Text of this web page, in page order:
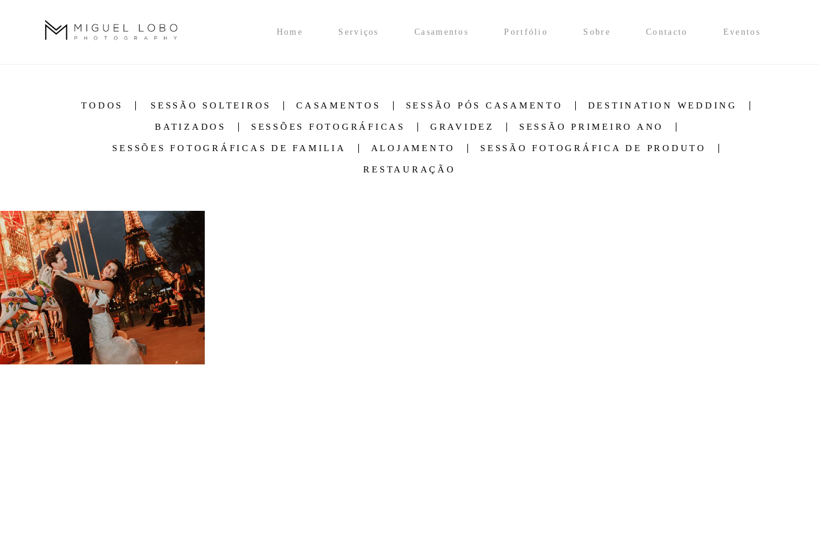
Home Serviços Casamentos Portfólio Sobre Contacto Eventos
TODOS SESSÃO SOLTEIROS CASAMENTOS SESSÃO PÓS CASAMENTO DESTINATION WEDDING
BATIZADOS SESSÕES FOTOGRÁFICAS GRAVIDEZ SESSÃO PRIMEIRO ANO
SESSÕES FOTOGRÁFICAS DE FAMILIA ALOJAMENTO SESSÃO FOTOGRÁFICA DE PRODUTO
RESTAURAÇÃO
2051 0